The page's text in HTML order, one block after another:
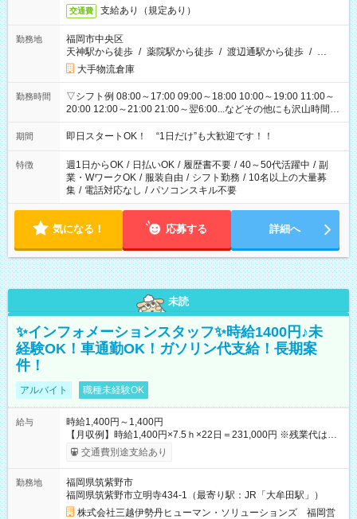
交通費 支給あり（規定あり）
勤務地
福岡市中央区
天神駅から徒歩 / 薬院駅から徒歩 / 渡辺通駅から徒歩 / …
大手物流倉庫
勤務時間
▽シフト例 08:00～17:00 09:00～18:00 10:00～19:00 11:00～
20:00 12:00～21:00 21:00～翌6:00...などその他にも沢山時間が
ございます！ 基本は実働8時間（休憩1時間）がメインですが、
他にもご希望があればご相談ください！
期間 即日スタートOK！ “1日だけ”も大歓迎です！！
特徴 週1日からOK / 日払いOK / 履歴書不要 / 40～50代活躍中 / 副
業・WワークOK / 服装自由 / シフト勤務 / 10名以上の大量募
集 / 電話対応なし / パソコンスキル不要
気になる！ 応募する 詳細へ
未読
✨インフォメーションスタッフ✨時給1400円♪未
経験OK！車通勤OK！ガソリン代支給！長期案
件！
アルバイト 職種未経験OK
給与
時給1,400円～1,400円
【月収例】時給1,400円×7.5ｈ×22日＝231,000円 ※残業代は別
途全額支給します。 【試用期間】試用期間なし
交通費別途支給あり
勤務地
福岡県筑紫野市
福岡県筑紫野市立明寺434-1（最寄り駅：JR「大牟田駅」）
株式会社三越伊勢丹ヒューマン・ソリューションズ 福岡営